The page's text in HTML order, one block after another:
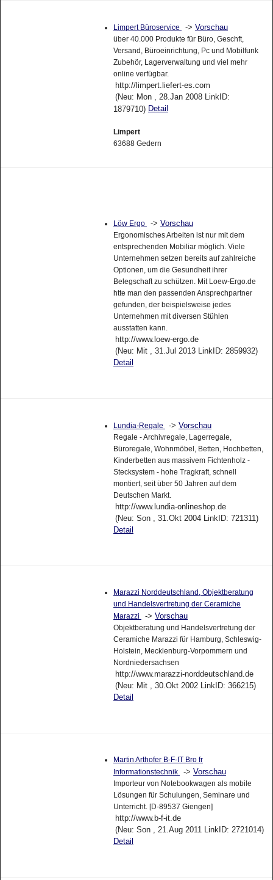
Limpert Büroservice -> Vorschau
über 40.000 Produkte für Büro, Geschft,
Versand, Büroeinrichtung, Pc und Mobilfunk
Zubehör, Lagerverwaltung und viel mehr
online verfügbar.
http://limpert.liefert-es.com
(Neu: Mon , 28.Jan 2008 LinkID:
1879710) Detail
Limpert
63688 Gedern
Löw Ergo -> Vorschau
Ergonomisches Arbeiten ist nur mit dem
entsprechenden Mobiliar möglich. Viele
Unternehmen setzen bereits auf zahlreiche
Optionen, um die Gesundheit ihrer
Belegschaft zu schützen. Mit Loew-Ergo.de
htte man den passenden Ansprechpartner
gefunden, der beispielsweise jedes
Unternehmen mit diversen Stühlen
ausstatten kann.
http://www.loew-ergo.de
(Neu: Mit , 31.Jul 2013 LinkID: 2859932)
Detail
Lundia-Regale -> Vorschau
Regale - Archivregale, Lagerregale,
Büroregale, Wohnmöbel, Betten, Hochbetten,
Kinderbetten aus massivem Fichtenholz -
Stecksystem - hohe Tragkraft, schnell
montiert, seit über 50 Jahren auf dem
Deutschen Markt.
http://www.lundia-onlineshop.de
(Neu: Son , 31.Okt 2004 LinkID: 721311)
Detail
Marazzi Norddeutschland, Objektberatung
und Handelsvertretung der Ceramiche
Marazzi
-> Vorschau
Objektberatung und Handelsvertretung der
Ceramiche Marazzi für Hamburg, Schleswig-
Holstein, Mecklenburg-Vorpommern und
Nordniedersachsen
http://www.marazzi-norddeutschland.de
(Neu: Mit , 30.Okt 2002 LinkID: 366215)
Detail
Martin Arthofer B-F-IT Bro fr
Informationstechnik
-> Vorschau
Importeur von Notebookwagen als mobile
Lösungen für Schulungen, Seminare und
Unterricht. [D-89537 Giengen]
http://www.b-f-it.de
(Neu: Son , 21.Aug 2011 LinkID: 2721014)
Detail